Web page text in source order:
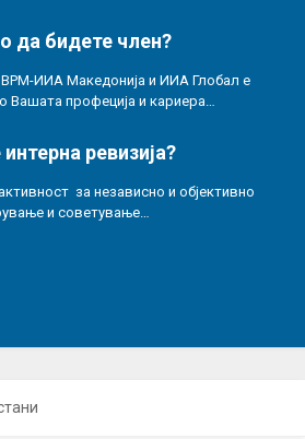
да бидете член?
ИИА Македонија и ИИА Глобал е
Вашата профеција и кариера…
ревизија?
за независно и објективно
и советување…